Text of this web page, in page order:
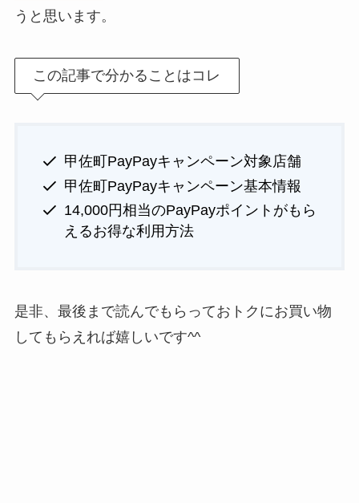
うと思います。
この記事で分かることはコレ
甲佐町PayPayキャンペーン対象店舗
甲佐町PayPayキャンペーン基本情報
14,000円相当のPayPayポイントがもら
えるお得な利用方法
是非、最後まで読んでもらっておトクにお買い物
してもらえれば嬉しいです^^